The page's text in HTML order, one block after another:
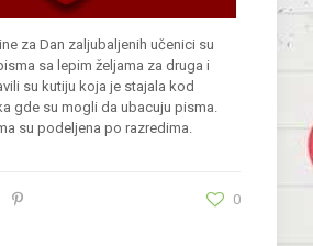
za Dan zaljubaljenih učenici su
sa lepim željama za druga i
su kutiju koja je stajala kod
gde su mogli da ubacuju pisma.
su podeljena po razredima.
0